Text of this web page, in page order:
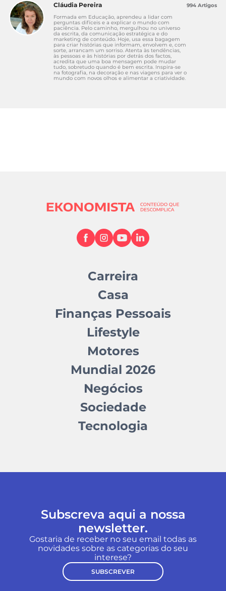
Cláudia Pereira
Formada em Educação, aprendeu a lidar com
perguntas difíceis e a explicar o mundo com
paciência. Pelo caminho, mergulhou no universo
da escrita, da comunicação estratégica e do
marketing de conteúdo. Hoje, usa essa bagagem
para criar histórias que informam, envolvem e, com
sorte, arrancam um sorriso. Atenta às tendências,
às pessoas e às histórias por detrás dos factos,
acredita que uma boa mensagem pode mudar
tudo, sobretudo quando é bem escrita. Inspira-se
na fotografia, na decoração e nas viagens para ver o
mundo com novos olhos e alimentar a criatividade.
994 Artigos
Carreira
Casa
Finanças Pessoais
Lifestyle
Motores
Mundial 2026
Negócios
Sociedade
Tecnologia
Subscreva aqui a nossa
newsletter.
Gostaria de receber no seu email todas as
novidades sobre as categorias do seu
interese?
SUBSCREVER